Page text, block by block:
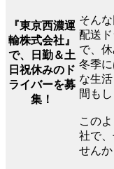
『東京西濃運
輸株式会社』
で、日勤＆土
日祝休みのド
ライバーを募
集！
そん
配送
で、
冬季
な生
間も
この
社で
せんか